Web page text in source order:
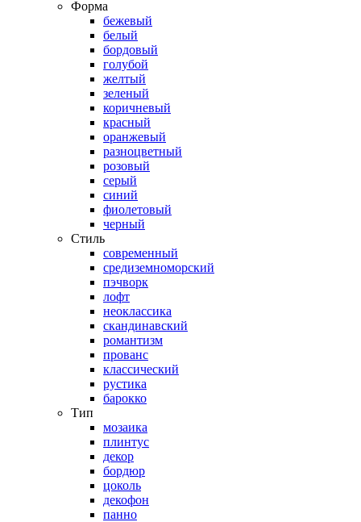
Форма
бежевый
белый
бордовый
голубой
желтый
зеленый
коричневый
красный
оранжевый
разноцветный
розовый
серый
синий
фиолетовый
черный
Стиль
современный
средиземноморский
пэчворк
лофт
неоклассика
скандинавский
романтизм
прованс
классический
рустика
барокко
Тип
мозаика
плинтус
декор
бордюр
цоколь
декофон
панно